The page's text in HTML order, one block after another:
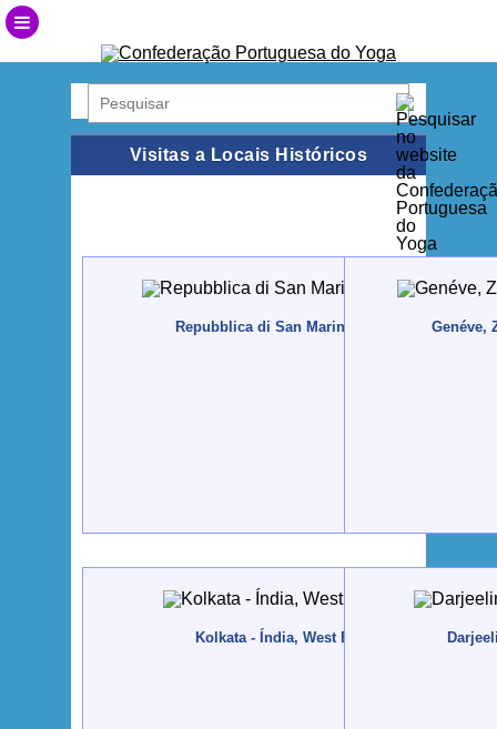
Visitas a Locais Históricos
Repubblica di San Marino, 2016, Dezembro, 6
Genéve,
Kolkata - Índia, West Bengal- 2016, Maio